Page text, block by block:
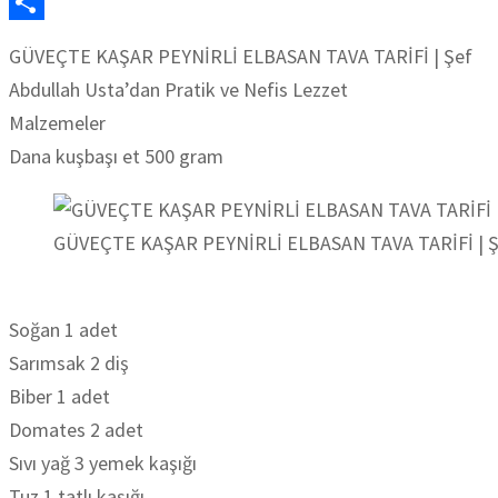
GÜVEÇTE KAŞAR PEYNİRLİ ELBASAN TAVA TARİFİ | Şef
Abdullah Usta’dan Pratik ve Nefis Lezzet
Malzemeler
Dana kuşbaşı et 500 gram
GÜVEÇTE KAŞAR PEYNİRLİ ELBASAN TAVA
Soğan 1 adet
Sarımsak 2 diş
Biber 1 adet
Domates 2 adet
Sıvı yağ 3 yemek kaşığı